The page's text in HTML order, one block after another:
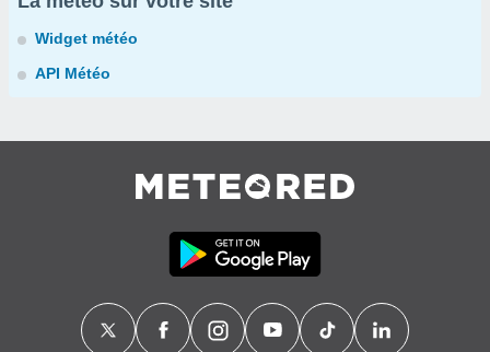
Widget météo
API Météo